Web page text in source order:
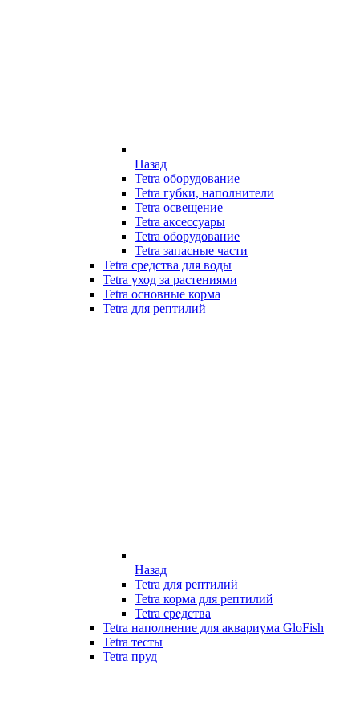
Назад
Tetra оборудование
Tetra губки, наполнители
Tetra освещение
Tetra аксессуары
Tetra оборудование
Tetra запасные части
Tetra средства для воды
Tetra уход за растениями
Tetra основные корма
Tetra для рептилий
Назад
Tetra для рептилий
Tetra корма для рептилий
Tetra средства
Tetra наполнение для аквариума GloFish
Tetra тесты
Tetra пруд